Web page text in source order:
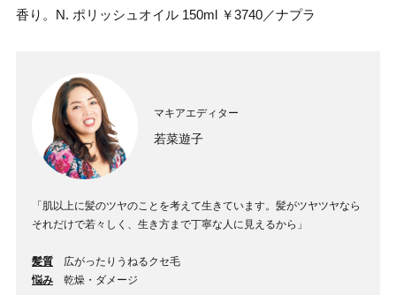
香り。N. ポリッシュオイル 150ml ￥3740／ナプラ
マキアエディター
若菜遊子
「肌以上に髪のツヤのことを考えて生きています。髪がツヤツヤなら
それだけで若々しく、生き方まで丁寧な人に見えるから」
髪質 広がったりうねるクセ毛
悩み 乾燥・ダメージ